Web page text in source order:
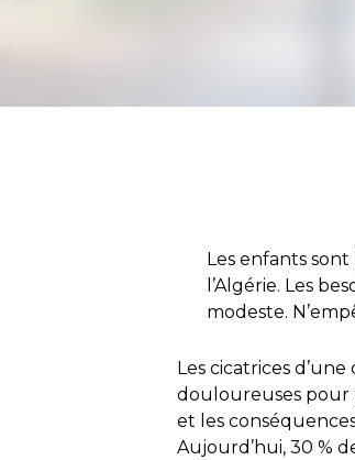
Les enfants
l’Algérie. Les
modeste.
Les cicatrices
douloureuses pour
et les
Aujourd’hui, 30 %